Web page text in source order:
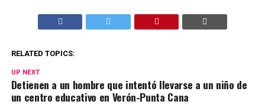
RELATED TOPICS:
UP NEXT
Detienen a un hombre que intentó llevarse a un niño de
un centro educativo en Verón-Punta Cana